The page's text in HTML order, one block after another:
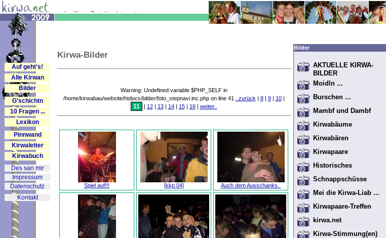
Auf geht's!
Alle Kirwan
Bilder
G'schichtn
10 Fragen ...
Lexikon
Pinnwand
Kirwaletter
Kirwabuch
Des san mir
Impressum
Datenschutz
Kontakt
... das Kirwa-Portal im Internet
Kirwa-Bilder
Warning: Undefined variable $PHP_SELF in
/home/kirwabau/website/htdocs/bilder/foto_stepnavi.inc.php on line 41
..zurück | 8| 9| 10|
11 | 12| 13| 14| 15| 16| weiter..
Spiel auf!!! [kkp 04] Auch dem Ausschanks..
Bilder
AKTUELLE KIRWA-
BILDER
Moidln ...
Burschen ...
Mambf und Dambf
Kirwabäume
Kirwabären
Kirwapaare
Historisches
Schnappschüsse
Mei die Kirwa-Liab ...
Kirwapaare-Treffen
kirwa.net
Kirwa-Stimmung(en)